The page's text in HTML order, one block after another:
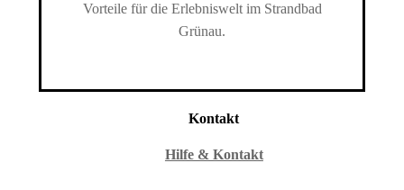
Vorteile für die Erlebniswelt im Strandbad
Grünau.
Kontakt
Hilfe & Kontakt